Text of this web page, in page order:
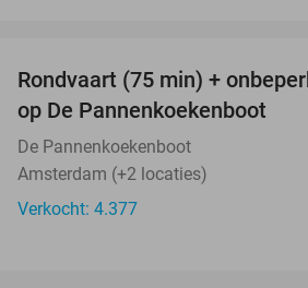
Rondvaart (75 min) +
op De Pannenkoekenboot
De Pannenkoekenboot
Amsterdam (+2 locaties)
Verkocht: 4.377